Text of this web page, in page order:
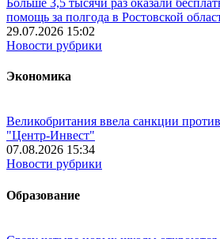
Больше 3,5 тысячи раз оказали
помощь за полгода в Ростовской
29.07.2026 15:02
Новости рубрики
Экономика
Великобритания ввела санкции
"Центр-Инвест"
07.08.2026 15:34
Новости рубрики
Образование